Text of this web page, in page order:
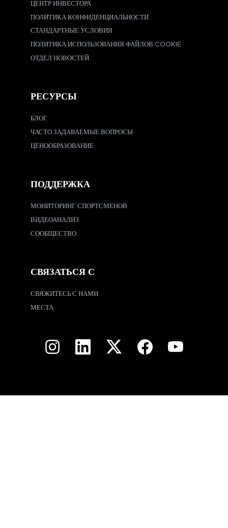
ЦЕНТР ИНВЕСТОРА
ПОЛИТИКА КОНФИДЕНЦИАЛЬНОСТИ
СТАНДАРТНЫЕ УСЛОВИЯ
ПОЛИТИКА ИСПОЛЬЗОВАНИЯ ФАЙЛОВ COOKIE
ОТДЕЛ НОВОСТЕЙ
РЕСУРСЫ
БЛОГ
ЧАСТО ЗАДАВАЕМЫЕ ВОПРОСЫ
ЦЕНООБРАЗОВАНИЕ
ПОДДЕРЖКА
МОНИТОРИНГ СПОРТСМЕНОВ
ВИДЕОАНАЛИЗ
СООБЩЕСТВО
СВЯЗАТЬСЯ С
СВЯЖИТЕСЬ С НАМИ
МЕСТА